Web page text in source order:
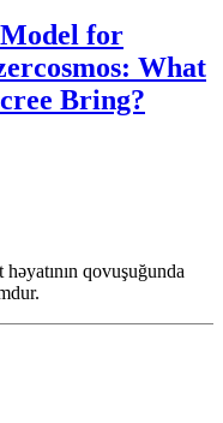
for
What
Bring?
qovuşuğunda